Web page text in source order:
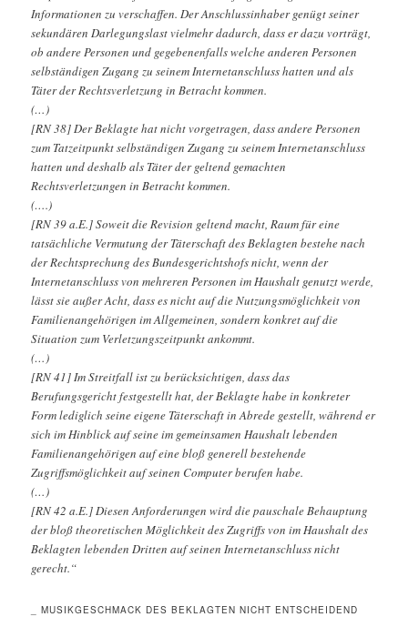
Informationen zu verschaffen. Der Anschlussinhaber genügt seiner
sekundären Darlegungslast vielmehr dadurch, dass er dazu vorträgt,
ob andere Personen und gegebenenfalls welche anderen Personen
selbständigen Zugang zu seinem Internetanschluss hatten und als
Täter der Rechtsverletzung in Betracht kommen.
(…)
[RN 38] Der Beklagte hat nicht vorgetragen, dass andere Personen
zum Tatzeitpunkt selbständigen Zugang zu seinem Internetanschluss
hatten und deshalb als Täter der geltend gemachten
Rechtsverletzungen in Betracht kommen.
(….)
[RN 39 a.E.] Soweit die Revision geltend macht, Raum für eine
tatsächliche Vermutung der Täterschaft des Beklagten bestehe nach
der Rechtsprechung des Bundesgerichtshofs nicht, wenn der
Internetanschluss von mehreren Personen im Haushalt genutzt werde,
lässt sie außer Acht, dass es nicht auf die Nutzungsmöglichkeit von
Familienangehörigen im Allgemeinen, sondern konkret auf die
Situation zum Verletzungszeitpunkt ankommt.
(…)
[RN 41] Im Streitfall ist zu berücksichtigen, dass das
Berufungsgericht festgestellt hat, der Beklagte habe in konkreter
Form lediglich seine eigene Täterschaft in Abrede gestellt, während er
sich im Hinblick auf seine im gemeinsamen Haushalt lebenden
Familienangehörigen auf eine bloß generell bestehende
Zugriffsmöglichkeit auf seinen Computer berufen habe.
(…)
[RN 42 a.E.] Diesen Anforderungen wird die pauschale Behauptung
der bloß theoretischen Möglichkeit des Zugriffs von im Haushalt des
Beklagten lebenden Dritten auf seinen Internetanschluss nicht
gerecht.“
_ MUSIKGESCHMACK DES BEKLAGTEN NICHT ENTSCHEIDEND